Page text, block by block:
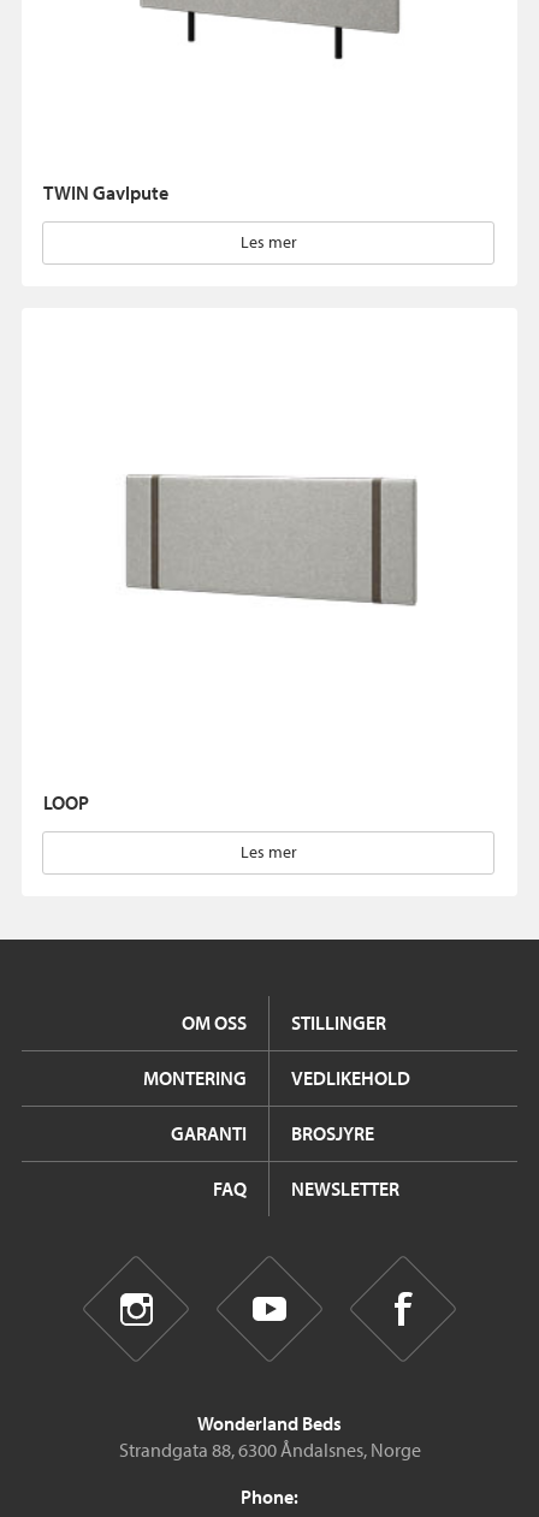
TWIN Gavlpute
Les mer
LOOP
Les mer
OM OSS STILLINGER
MONTERING VEDLIKEHOLD
GARANTI BROSJYRE
FAQ NEWSLETTER
Wonderland Beds
Strandgata 88, 6300 Åndalsnes, Norge
Phone: